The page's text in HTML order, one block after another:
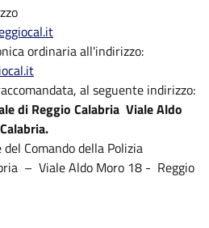
ordinaria all'indirizzo:
al seguente indirizzo:
di Reggio Calabria Viale Aldo
Comando della Polizia
– Viale Aldo Moro 18 - Reggio